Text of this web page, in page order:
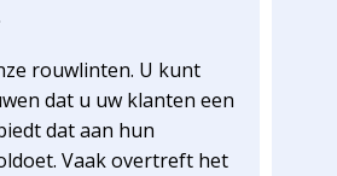
rouwlinten. U kunt
dat u uw klanten een
dat aan hun
Vaak overtreft het